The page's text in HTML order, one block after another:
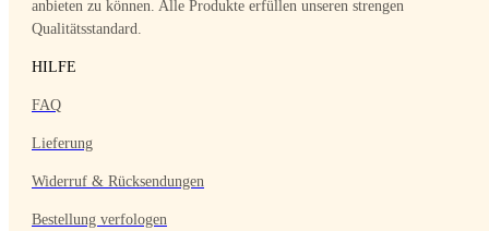
anbieten zu können. Alle Produkte erfüllen unseren strengen
Qualitätsstandard.
HILFE
FAQ
Lieferung
Widerruf & Rücksendungen
Bestellung verfologen